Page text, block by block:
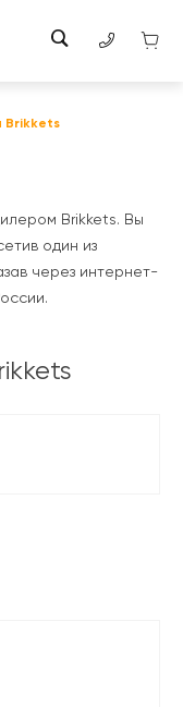
Brikkets
Brikkets. Вы
один из
через интернет-